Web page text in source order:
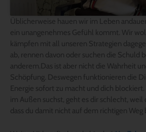
Üblicherweise hauen wir im Leben
ein unangenehmes Gefühl kommt. Wir
kämpfen mit all unseren Strategien
ab, rennen davon oder suchen die Schuld
anderem.Das ist aber nicht die Wahrheit
Schöpfung. Deswegen funktionieren die
Energie sofort zu macht und dich
im Außen suchst, geht es dir schlecht, weil
dass du damit nicht auf dem richtigen Weg